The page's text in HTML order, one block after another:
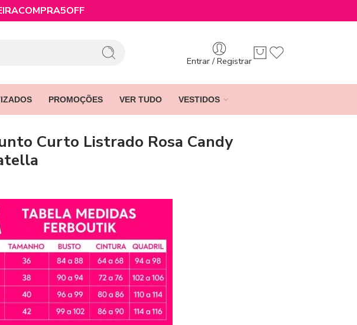
Entrar / Registrar
PROMOÇÕES VER TUDO VESTIDOS
Curto Listrado Rosa Candy